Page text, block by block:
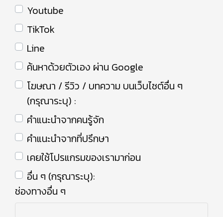
Youtube
TikTok
Line
ค้นหาด้วยตัวเอง ผ่าน Google
โฆษณา / รีวิว / บทความ บนเว็บไซต์อื่น ๆ
(กรุณาระบุ) :
คำแนะนำจากคนรู้จัก
คำแนะนำจากที่ปรึกษา
เคยใช้โปรแกรมของเรามาก่อน
อื่น ๆ (กรุณาระบุ):
ช่องทางอื่น ๆ